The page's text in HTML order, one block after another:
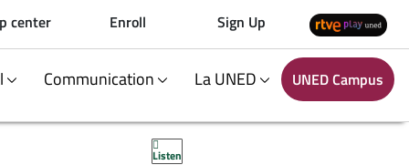
center Enroll Sign Up
Communication La UNED UNED Campus
Listen